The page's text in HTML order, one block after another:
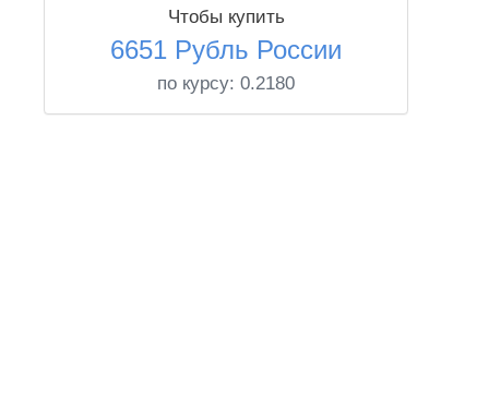
Чтобы купить
6651 Рубль России
по курсу: 0.2180